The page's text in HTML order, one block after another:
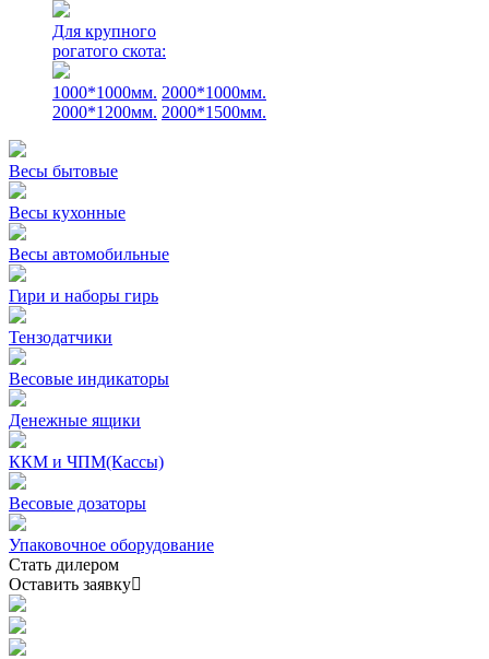
Для крупного
рогатого скота:
1000*1000мм. 2000*1000мм.
2000*1200мм. 2000*1500мм.
Весы бытовые
Весы кухонные
Весы автомобильные
Гири и наборы гирь
Тензодатчики
Весовые индикаторы
Денежные ящики
ККМ и ЧПМ(Кассы)
Весовые дозаторы
Упаковочное оборудование
Стать дилером
Оставить заявку